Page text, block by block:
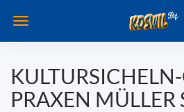
PRAXEN MÜLLER